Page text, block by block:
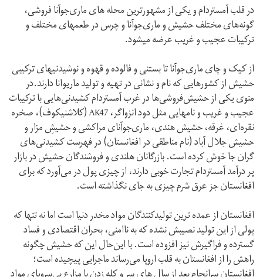
در قلب آمستردام و یکی از مشهورترین محله های ماری‌جوآنا فروشی،
گونه‌های مختلف حشیش و ماری‌جوآنا و چرس در طعمهای مختلف و
ترکیبات عجیب و غریب عرضه میشود.
از کیک و چای ماری‌جوآنا تا بستنی و فالوده و قهوه و نوشیدنیهای ترکیبی
حشیش از کشورهایی که نام و نشانی در تهیه و تولید ماریوانا دارند.در
منوی یکی از حشیش‌فروشی‌ها در غرب آمستردام کشیدنی‌هایی با ترکیبات
عجیب و غریب و نامهایی مثل دود انزواگر، AK47 (کلاشنیکوف)، صخره
نقره‌ای، غرقه، حشیش هندی، ماری‌جوآنای مراکشی و حشیش‌ِ مزار و
حشیش جلال آباد (نام مناطقی در افغانستان) در فهرست کشیدنی‌های
گران جا خوش کرده است. بازرگانان هلندی و فروشندگان حشیش در بازار
پر درآمد آمستردام تجارت خوبی دارند، از چیزی پول در می‌آورد که برای
افغانستان جز عرق شرم چیزی به جای نگذاشته است.
افغانستان از عمده ترین تولیدکنندگان مواد مخدر دنیا است اما نه تنها که
پولی از این تولید نصیبش نشده که به ناامنی، بحران اقتصادی و فساد
گسترده و فراگیرش نیز افزوده است. با این‌حال این که حشیش چگونه
راهش را از افغانستان به قلب اروپا می‌رساند ماجرایی پیچیده‌ است؛